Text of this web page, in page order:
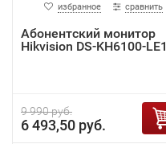
избранное сравнить
Абонентский монитор
Hikvision DS-KH6100-LE1
9 990 руб.
6 493,50 руб.